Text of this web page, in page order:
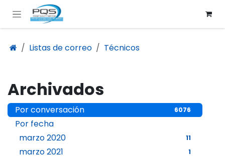
Ir al contenido
Listas de correo Técnicos
Archivados
Por conversación 6076
Por fecha
marzo 2020
11
marzo 2021 1